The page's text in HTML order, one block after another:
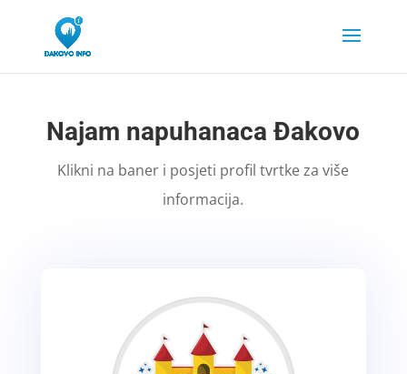
Najam napuhanaca Đakovo
Klikni na baner i posjeti profil tvrtke za više
informacija.